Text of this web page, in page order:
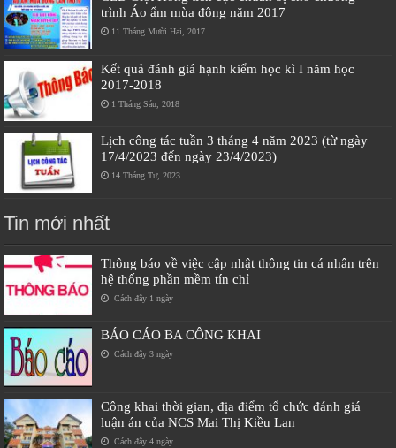
trình Áo ấm mùa đông năm 2017
11 Tháng Mười Hai, 2017
Kết quả đánh giá hạnh kiểm học kì I năm học
2017-2018
1 Tháng Sáu, 2018
Lịch công tác tuần 3 tháng 4 năm 2023 (từ ngày
17/4/2023 đến ngày 23/4/2023)
14 Tháng Tư, 2023
Tin mới nhất
Thông báo về việc cập nhật thông tin cá nhân trên
hệ thống phần mềm tín chỉ
Cách đây 1 ngày
BÁO CÁO BA CÔNG KHAI
Cách đây 3 ngày
Công khai thời gian, địa điểm tổ chức đánh giá
luận án của NCS Mai Thị Kiều Lan
Cách đây 4 ngày